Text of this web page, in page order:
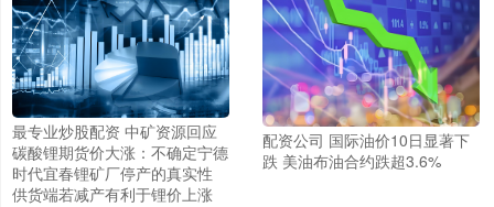
最专业炒股配资 中矿资源回应
碳酸锂期货价大涨：不确定宁德
时代宜春锂矿厂停产的真实性
供货端若减产有利于锂价上涨
配资公司 国际油价10日显著下
跌 美油布油合约跌超3.6%